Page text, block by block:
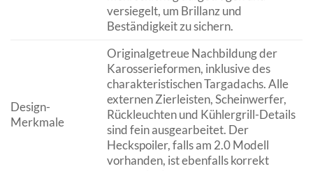
versiegelt, um Brillanz und
Beständigkeit zu sichern.
Design-
Merkmale
Originalgetreue Nachbildung der
Karosserieformen, inklusive des
charakteristischen Targadachs. Alle
externen Zierleisten, Scheinwerfer,
Rückleuchten und Kühlergrill-Details
sind fein ausgearbeitet. Der
Heckspoiler, falls am 2.0 Modell
vorhanden, ist ebenfalls korrekt